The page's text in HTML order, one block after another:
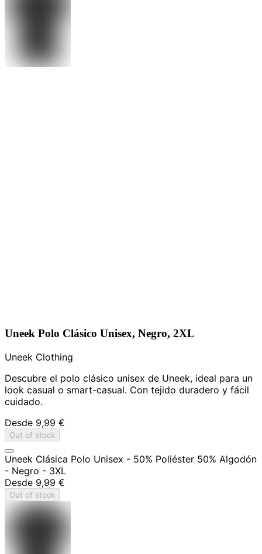
Uneek Polo Clásico Unisex, Negro, 2XL
Uneek Clothing
Descubre el polo clásico unisex de Uneek, ideal para un
look casual o smart-casual. Con tejido duradero y fácil
cuidado.
Desde 9,99 €
Out of stock
Uneek Clásica Polo Unisex - 50% Poliéster 50% Algodón
- Negro - 3XL
Desde 9,99 €
Out of stock